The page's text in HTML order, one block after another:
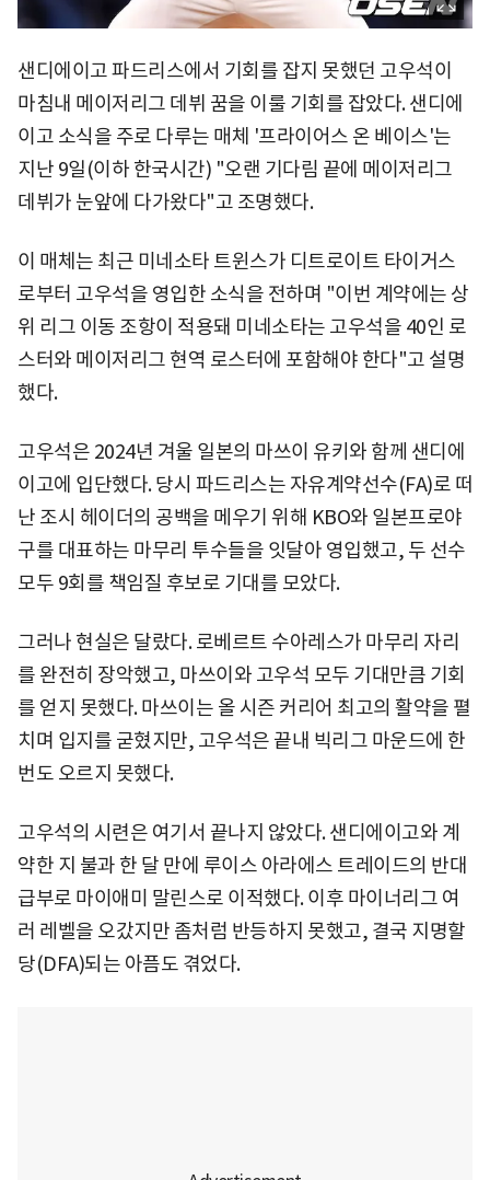
샌디에이고 파드리스에서 기회를 잡지 못했던 고우석이
마침내 메이저리그 데뷔 꿈을 이룰 기회를 잡았다. 샌디에
이고 소식을 주로 다루는 매체 '프라이어스 온 베이스'는
지난 9일(이하 한국시간) "오랜 기다림 끝에 메이저리그
데뷔가 눈앞에 다가왔다"고 조명했다.
이 매체는 최근 미네소타 트윈스가 디트로이트 타이거스
로부터 고우석을 영입한 소식을 전하며 "이번 계약에는 상
위 리그 이동 조항이 적용돼 미네소타는 고우석을 40인 로
스터와 메이저리그 현역 로스터에 포함해야 한다"고 설명
했다.
고우석은 2024년 겨울 일본의 마쓰이 유키와 함께 샌디에
이고에 입단했다. 당시 파드리스는 자유계약선수(FA)로 떠
난 조시 헤이더의 공백을 메우기 위해 KBO와 일본프로야
구를 대표하는 마무리 투수들을 잇달아 영입했고, 두 선수
모두 9회를 책임질 후보로 기대를 모았다.
그러나 현실은 달랐다. 로베르트 수아레스가 마무리 자리
를 완전히 장악했고, 마쓰이와 고우석 모두 기대만큼 기회
를 얻지 못했다. 마쓰이는 올 시즌 커리어 최고의 활약을 펼
치며 입지를 굳혔지만, 고우석은 끝내 빅리그 마운드에 한
번도 오르지 못했다.
고우석의 시련은 여기서 끝나지 않았다. 샌디에이고와 계
약한 지 불과 한 달 만에 루이스 아라에스 트레이드의 반대
급부로 마이애미 말린스로 이적했다. 이후 마이너리그 여
러 레벨을 오갔지만 좀처럼 반등하지 못했고, 결국 지명할
당(DFA)되는 아픔도 겪었다.